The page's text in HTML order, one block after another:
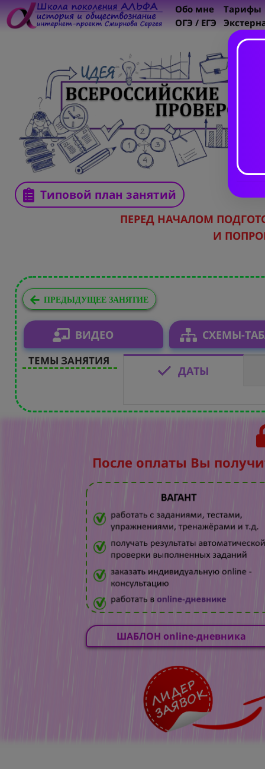
Обо мне
ОГЭ / ЕГЭ
Тарифы
Типовой план занятий
ПЕРЕД НАЧАЛОМ
И
ПРЕДЫДУЩЕЕ ЗАНЯТИЕ
ВИДЕО СХЕМЫ-
ТЕМЫ ЗАНЯТИЯ
ДАТЫ
После оплаты Вы
ШАБЛОН online-дневника